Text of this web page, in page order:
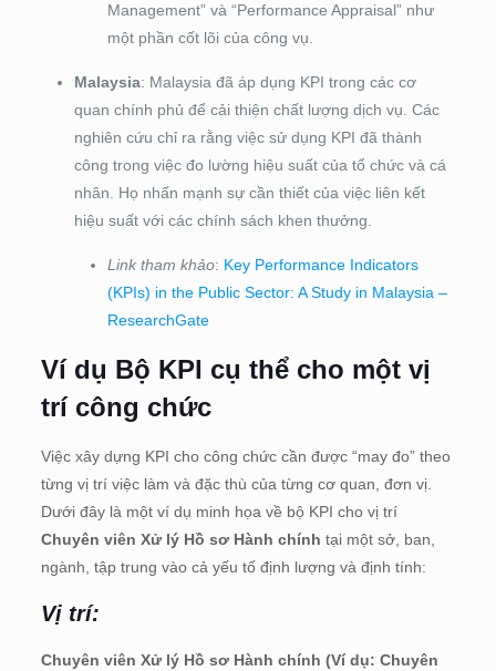
Management” và “Performance Appraisal” như
một phần cốt lõi của công vụ.
Malaysia: Malaysia đã áp dụng KPI trong các cơ
quan chính phủ để cải thiện chất lượng dịch vụ. Các
nghiên cứu chỉ ra rằng việc sử dụng KPI đã thành
công trong việc đo lường hiệu suất của tổ chức và cá
nhân. Họ nhấn mạnh sự cần thiết của việc liên kết
hiệu suất với các chính sách khen thưởng.
Link tham khảo: Key Performance Indicators
(KPIs) in the Public Sector: A Study in Malaysia –
ResearchGate
Ví dụ Bộ KPI cụ thể cho một vị
trí công chức
Việc xây dựng KPI cho công chức cần được “may đo” theo
từng vị trí việc làm và đặc thù của từng cơ quan, đơn vị.
Dưới đây là một ví dụ minh họa về bộ KPI cho vị trí
Chuyên viên Xử lý Hồ sơ Hành chính tại một sở, ban,
ngành, tập trung vào cả yếu tố định lượng và định tính:
Vị trí:
Chuyên viên Xử lý Hồ sơ Hành chính (Ví dụ: Chuyên